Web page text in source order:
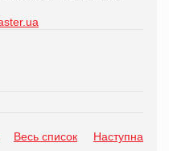
Весь список Наступна